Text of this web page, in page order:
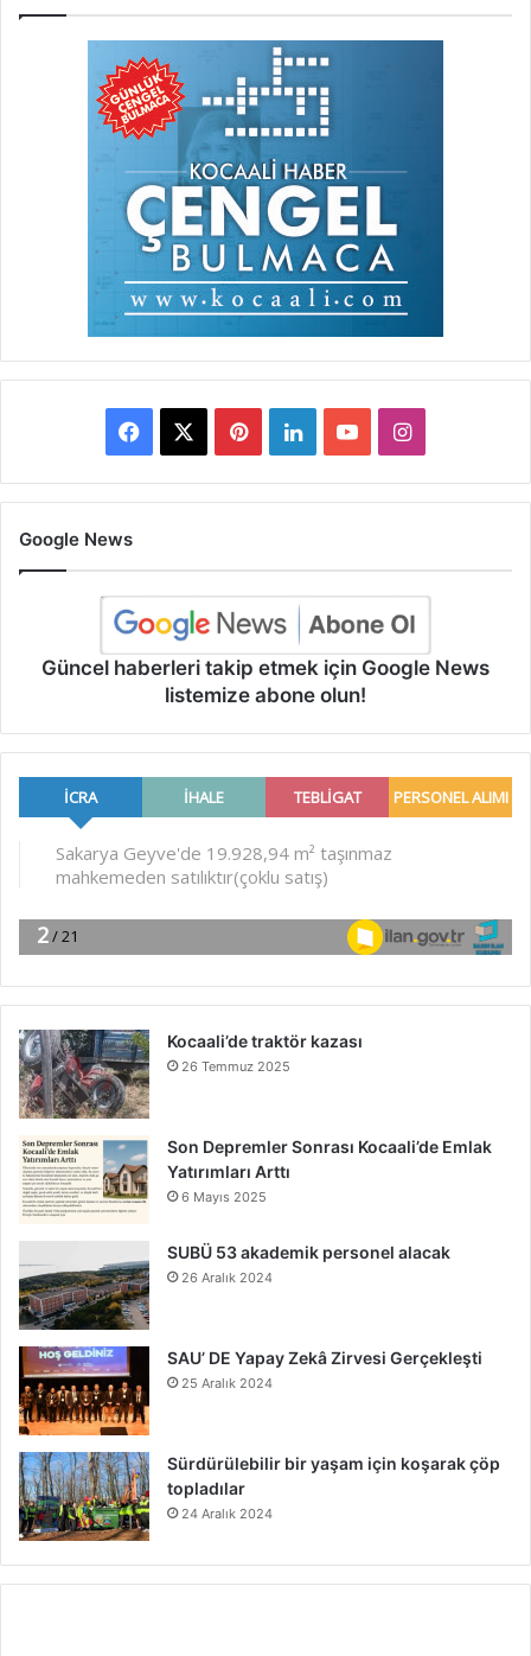
Facebook PinterestLinkedInYouTubeInstagram
Google News
Güncel haberleri takip etmek için Google News
listemize abone olun!
Kocaali’de traktör kazası
26 Temmuz 2025
Son Depremler Sonrası Kocaali’de Emlak
Yatırımları Arttı
6 Mayıs 2025
SUBÜ 53 akademik personel alacak
26 Aralık 2024
SAU’ DE Yapay Zekâ Zirvesi Gerçekleşti
25 Aralık 2024
Sürdürülebilir bir yaşam için koşarak çöp
topladılar
24 Aralık 2024